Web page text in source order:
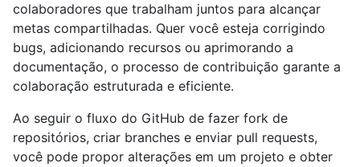
colaboradores que trabalham juntos para alcançar
metas compartilhadas. Quer você esteja corrigindo
bugs, adicionando recursos ou aprimorando a
documentação, o processo de contribuição garante a
colaboração estruturada e eficiente.
Ao seguir o fluxo do GitHub de fazer fork de
repositórios, criar branches e enviar pull requests,
você pode propor alterações em um projeto e obter